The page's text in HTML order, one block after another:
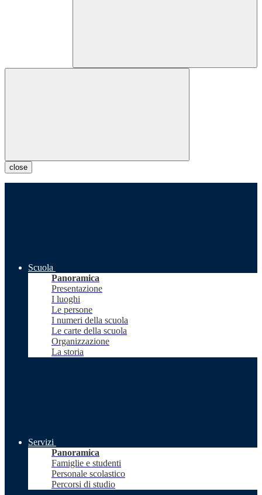
close
Scuola
Panoramica
Presentazione
I luoghi
Le persone
I numeri della scuola
Le carte della scuola
Organizzazione
La storia
Servizi
Panoramica
Famiglie e studenti
Personale scolastico
Percorsi di studio